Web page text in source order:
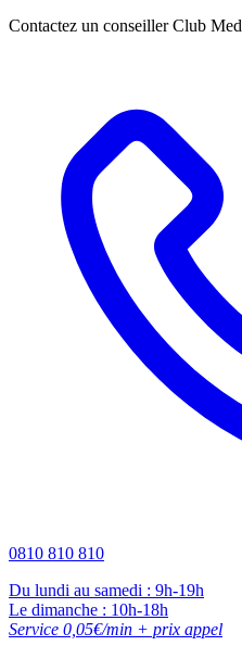
Contactez un conseiller Club Med
0810 810 810
Du lundi au samedi : 9h-19h
Le dimanche : 10h-18h
Service 0,05€/min + prix appel